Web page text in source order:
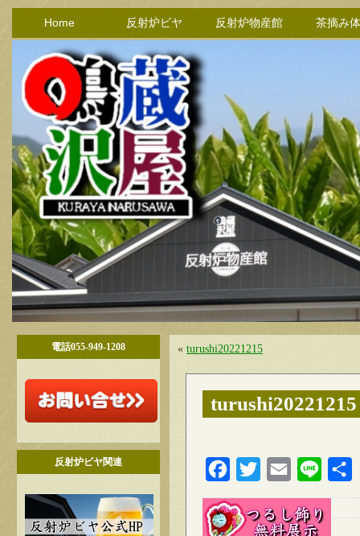
Home 反射炉ビヤ 反射炉物産館 茶摘み
電話055-949-1208
反射炉ビヤ関連
« turushi20221215
turushi20221215
FacebookTwitter Email Line